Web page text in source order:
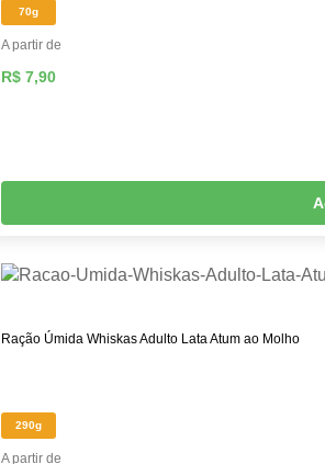
70g
A partir de
R$ 7,90
Ração Úmida Whiskas Adulto Lata Atum ao Molho
290g
A partir de